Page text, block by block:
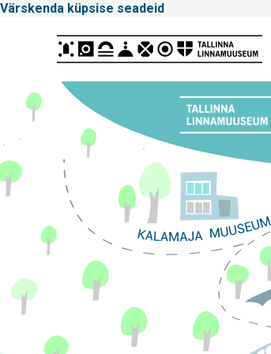
Värskenda küpsise seadeid
Tallinna
Linnamuuseum